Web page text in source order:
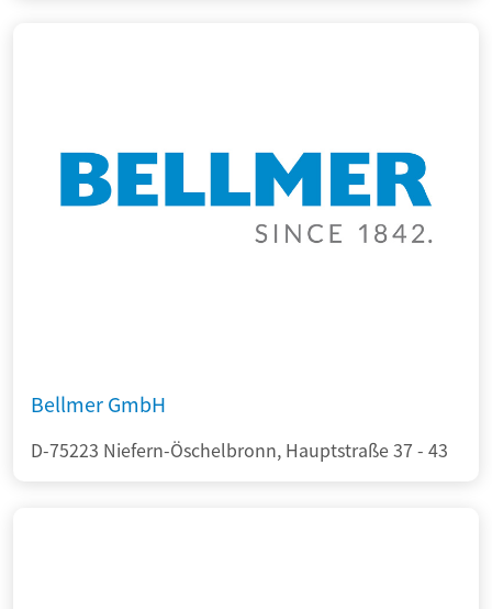
Bellmer GmbH
D-75223 Niefern-Öschelbronn, Hauptstraße 37 - 43